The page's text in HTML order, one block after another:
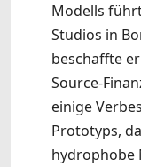
Modells
Studios in
beschaffte
Source-
einige
Prototyps,
hydrophobe